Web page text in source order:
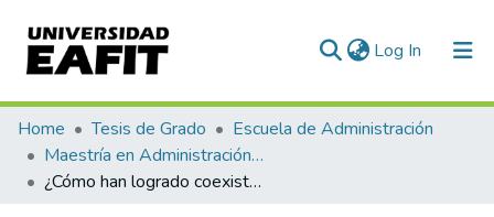
Log In (current)
Communities & Collections
All of DSpace
Home Tesis de Grado
Escuela de Administración
Maestría en Administración - MBA (tesis)
¿Cómo han logrado coexistencia las modernas tiendas del retail y las tiendas tradicionales del comercio detallista en el Valle de Aburrá? Un análisis entre el 2008 y el 2015